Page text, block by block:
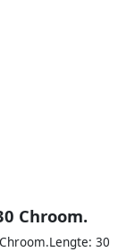
Chroom.
30